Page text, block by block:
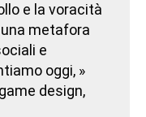
e la voracità
metafora
e
oggi, »
design,